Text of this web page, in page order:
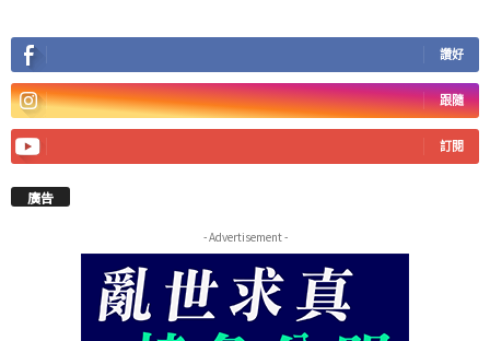
讚好
跟隨
訂閱
廣告
- Advertisement -